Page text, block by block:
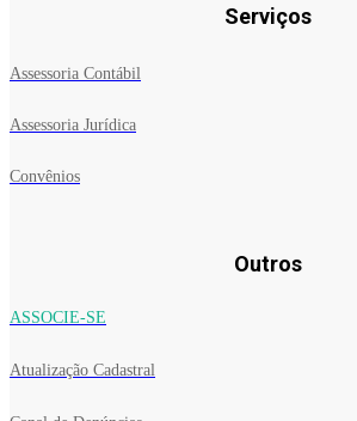
Serviços
Assessoria Contábil
Assessoria Jurídica
Convênios
Outros
ASSOCIE-SE
Atualização Cadastral